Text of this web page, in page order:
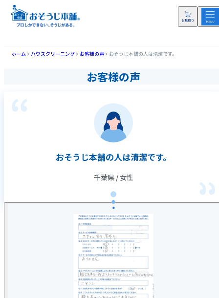
ホーム ハウスクリーニング お客様の声 おそうじ本舗の人は清潔です。
お客様の声
おそうじ本舗の人は清潔です。
千葉県 / 女性